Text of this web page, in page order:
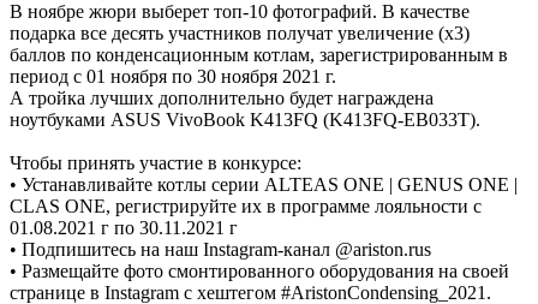
В ноябре жюри выберет топ-10 фотографий. В качестве
подарка все десять участников получат увеличение (x3)
баллов по конденсационным котлам, зарегистрированным в
период с 01 ноября по 30 ноября 2021 г.
А тройка лучших дополнительно будет награждена
ноутбуками ASUS VivoBook K413FQ (K413FQ-EB033T).
Чтобы принять участие в конкурсе:
• Устанавливайте котлы серии ALTEAS ONE | GENUS ONE |
CLAS ONE, регистрируйте их в программе лояльности с
01.08.2021 г по 30.11.2021 г
• Подпишитесь на наш Instagram-канал @ariston.rus
• Размещайте фото смонтированного оборудования на своей
странице в Instagram с хештегом #AristonCondensing_2021.